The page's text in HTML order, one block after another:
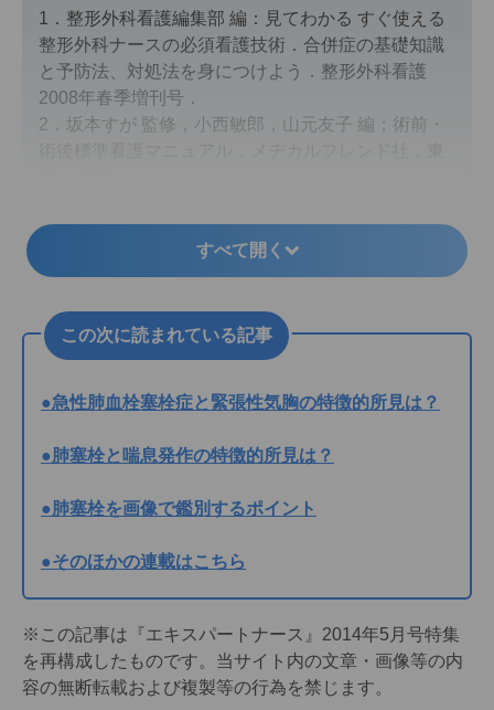
1．整形外科看護編集部 編：見てわかる すぐ使える
整形外科ナースの必須看護技術．合併症の基礎知識
と予防法、対処法を身につけよう．整形外科看護
2008年春季増刊号．
2．坂本すが 監修，小西敏郎，山元友子 編；術前・
ュアルブック．学研メディカル秀潤社，東京，
すべて開く
この次に読まれている記事
●急性肺血栓塞栓症と緊張性気胸の特徴的所見は？
●肺塞栓と喘息発作の特徴的所見は？
●肺塞栓を画像で鑑別するポイント
●そのほかの連載はこちら
※この記事は『エキスパートナース』2014年5月号特集
を再構成したものです。当サイト内の文章・画像等の内
容の無断転載および複製等の行為を禁じます。